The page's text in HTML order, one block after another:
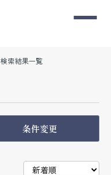
検索結果一覧
条件変更